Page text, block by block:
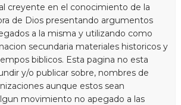
creyente en el conocimiento de la
de Dios presentando argumentos
a la misma y utilizando como
secundaria materiales historicos y
biblicos. Esta pagina no esta
y/o publicar sobre, nombres de
aunque estos sean
movimiento no apegado a las